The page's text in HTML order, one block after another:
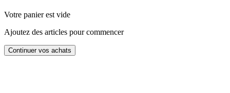
Votre panier est vide
Ajoutez des articles pour commencer
Continuer vos achats